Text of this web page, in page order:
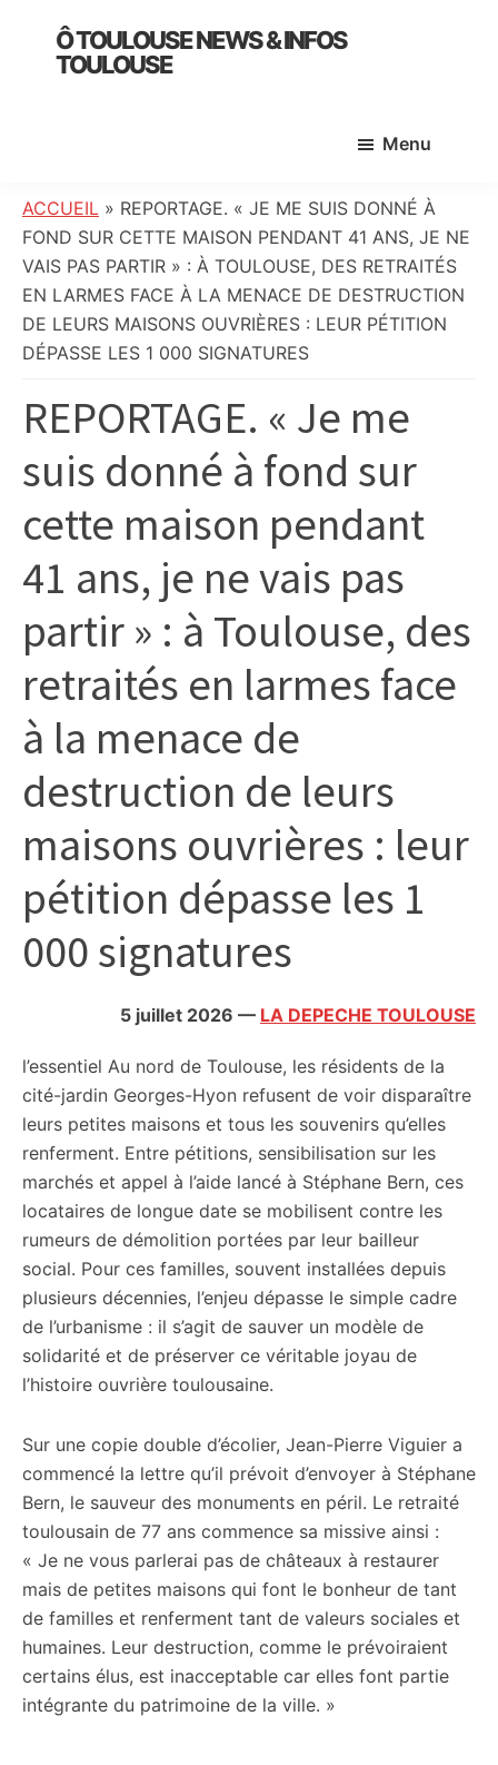
primary
Ô TOULOUSE NEWS & INFOS
TOULOUSE
:
info
locale,
société,
culture,
politique,
faits
divers
et
citoyennes
Menu
ACCUEIL » REPORTAGE. « JE ME SUIS DONNÉ À
FOND SUR CETTE MAISON PENDANT 41 ANS, JE NE
VAIS PAS PARTIR » : À TOULOUSE, DES RETRAITÉS
EN LARMES FACE À LA MENACE DE DESTRUCTION
DE LEURS MAISONS OUVRIÈRES : LEUR PÉTITION
DÉPASSE LES 1 000 SIGNATURES
REPORTAGE. « Je me
suis donné à fond sur
cette maison pendant
41 ans, je ne vais pas
partir » : à Toulouse, des
retraités en larmes face
à la menace de
destruction de leurs
maisons ouvrières : leur
pétition dépasse les 1
000 signatures
5 juillet 2026 — LA DEPECHE TOULOUSE
l’essentiel Au nord de Toulouse, les résidents de la
cité-jardin Georges-Hyon refusent de voir disparaître
leurs petites maisons et tous les souvenirs qu’elles
renferment. Entre pétitions, sensibilisation sur les
marchés et appel à l’aide lancé à Stéphane Bern, ces
locataires de longue date se mobilisent contre les
rumeurs de démolition portées par leur bailleur
social. Pour ces familles, souvent installées depuis
plusieurs décennies, l’enjeu dépasse le simple cadre
de l’urbanisme : il s’agit de sauver un modèle de
solidarité et de préserver ce véritable joyau de
l’histoire ouvrière toulousaine.
Sur une copie double d’écolier, Jean-Pierre Viguier a
commencé la lettre qu’il prévoit d’envoyer à Stéphane
Bern, le sauveur des monuments en péril. Le retraité
toulousain de 77 ans commence sa missive ainsi :
« Je ne vous parlerai pas de châteaux à restaurer
mais de petites maisons qui font le bonheur de tant
de familles et renferment tant de valeurs sociales et
humaines. Leur destruction, comme le prévoiraient
certains élus, est inacceptable car elles font partie
intégrante du patrimoine de la ville. »